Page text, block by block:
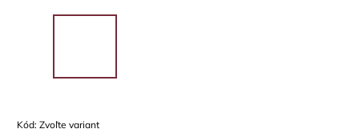
Kód: Zvoľte variant